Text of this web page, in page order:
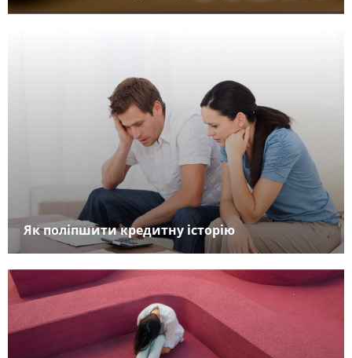
Як поліпшити кредитну історію